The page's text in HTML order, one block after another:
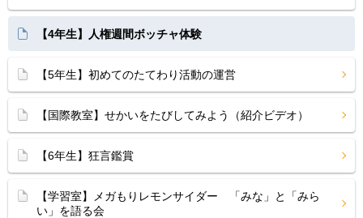
【4年生】人権週間ボッチャ体験
【5年生】初めてのたてわり活動の運営
【国際教室】せかいをたびしてみよう（紹介ビデオ）
【6年生】狂言鑑賞
【学習室】メガもりレモンサイダー 「みな」と「みら
い」を語る会